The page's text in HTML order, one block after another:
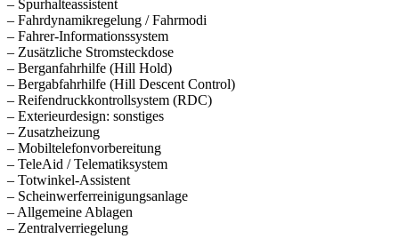
– Spurhalteassistent
– Fahrdynamikregelung / Fahrmodi
– Fahrer-Informationssystem
– Zusätzliche Stromsteckdose
– Berganfahrhilfe (Hill Hold)
– Bergabfahrhilfe (Hill Descent Control)
– Reifendruckkontrollsystem (RDC)
– Exterieurdesign: sonstiges
– Zusatzheizung
– Mobiltelefonvorbereitung
– TeleAid / Telematiksystem
– Totwinkel-Assistent
– Scheinwerferreinigungsanlage
– Allgemeine Ablagen
– Zentralverriegelung